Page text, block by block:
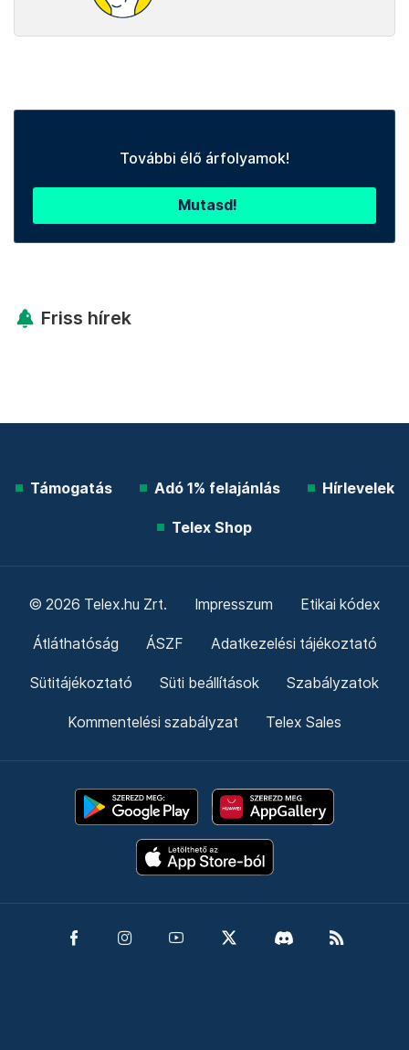
További élő árfolyamok!
Mutasd!
Friss hírek
Támogatás Adó 1% felajánlás Hírlevelek
Telex Shop
© 2026 Telex.hu Zrt. Impresszum Etikai kódex
Átláthatóság ÁSZF Adatkezelési tájékoztató
Sütitájékoztató Süti beállítások Szabályzatok
Kommentelési szabályzat Telex Sales